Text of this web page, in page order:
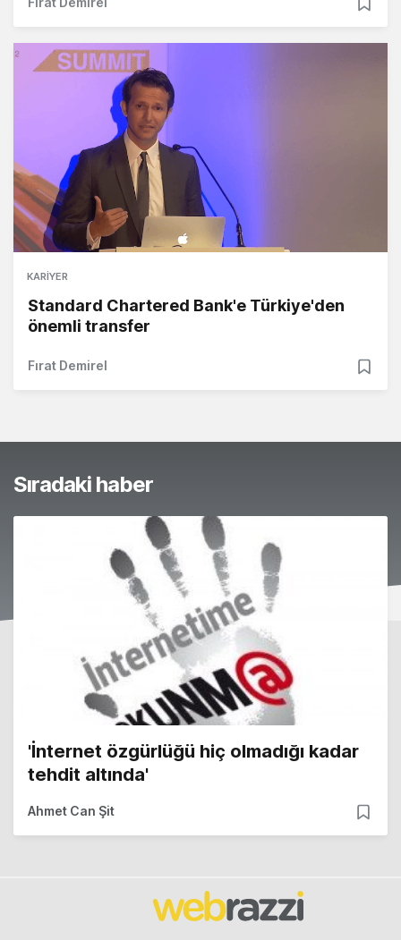
KARIYER
Standard Chartered Bank'e Türkiye'den
önemli transfer
Fırat Demirel
Sıradaki haber
'İnternet özgürlüğü hiç olmadığı kadar
tehdit altında'
Ahmet Can Şit